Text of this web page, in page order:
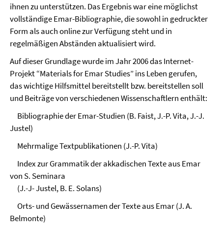
ihnen zu unterstützen. Das Ergebnis war eine möglichst
vollständige Emar-Bibliographie, die sowohl in gedruckter
Form als auch online zur Verfügung steht und in
regelmäßigen Abständen aktualisiert wird.
Auf dieser Grundlage wurde im Jahr 2006 das Internet-
Projekt “Materials for Emar Studies” ins Leben gerufen,
das wichtige Hilfsmittel bereitstellt bzw. bereitstellen soll
und Beiträge von verschiedenen Wissenschaftlern enthält:
Bibliographie der Emar-Studien (B. Faist, J.-P. Vita, J.-J.
Justel)
Mehrmalige Textpublikationen (J.-P. Vita)
Index zur Grammatik der akkadischen Texte aus Emar
von S. Seminara
(J.-J- Justel, B. E. Solans)
Orts- und Gewässernamen der Texte aus Emar (J. A.
Belmonte)